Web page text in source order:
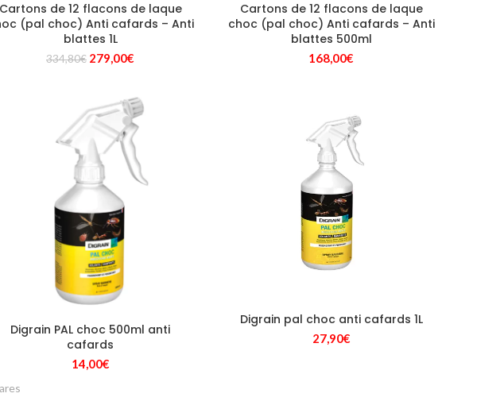
Cartons de 12 flacons de laque
(pal choc) Anti cafards – Anti
blattes 1L
334,80€ Le
était :
334,80€.
279,00€
est :
279,00€.
Cartons de 12 flacons de laque
choc (pal choc) Anti cafards – Anti
blattes 500ml
168,00€
Digrain PAL choc 500ml anti
cafards
14,00€
Digrain pal choc anti cafards 1L
27,90€